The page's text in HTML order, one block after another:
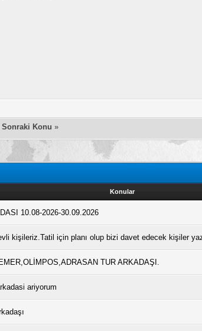
Sonraki Konu »
Konular
10.08-2026-30.09.2026
kişileriz.Tatil için planı olup bizi davet edecek kişiler
TUR ARKADAŞI.
ariyorum